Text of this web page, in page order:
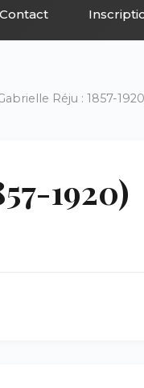
Contact
Réju : 1857-
1920)